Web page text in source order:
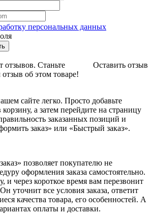
персональных данных
Оставить отзыв
отзывов. Станьте
об этом товаре!
сайте легко. Просто добавьте
а затем перейдите на страницу
заказанных позиций и
заказ» или «Быстрый заказ».
позволяет покупателю не
оформления заказа самостоятельно.
и через короткое время вам перезвонит
уточнит все условия заказа, ответит
качества товара, его особенностей. А
оплаты и доставки.